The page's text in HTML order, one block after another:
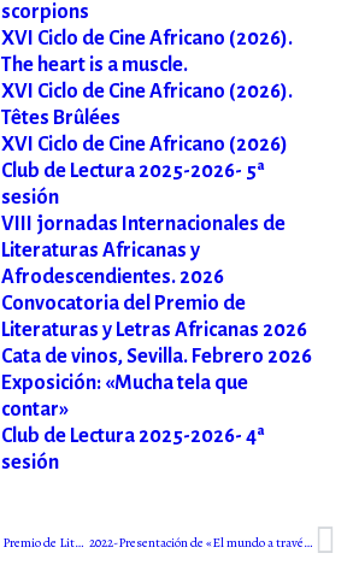
scorpions
XVI Ciclo de Cine Africano (2026).
The heart is a muscle.
XVI Ciclo de Cine Africano (2026).
Têtes Brûlées
XVI Ciclo de Cine Africano (2026)
Club de Lectura 2025-2026- 5ª
sesión
VIII jornadas Internacionales de
Literaturas Africanas y
Afrodescendientes. 2026
Convocatoria del Premio de
Literaturas y Letras Africanas 2026
Cata de vinos, Sevilla. Febrero 2026
Exposición: «Mucha tela que
contar»
Club de Lectura 2025-2026- 4ª
sesión
2022-Convocatoria del III Premio de Literaturas y Letras Africanas 2022 2022-Presentación de «El mundo a través de una mosquitera»-León